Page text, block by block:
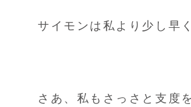
サイモンは私より少し早
さあ、私もさっさと支度